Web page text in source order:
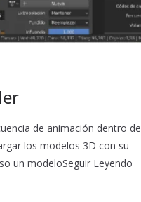
de animación dentro de
los modelos 3D con su
un modeloSeguir Leyendo